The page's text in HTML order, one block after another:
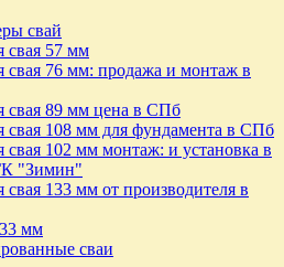
свай
свая 57 мм
свая 76 мм: продажа и монтаж в
свая 89 мм цена в СПб
свая 108 мм для фундамента в СПб
свая 102 мм монтаж: и установка в
"Зимин"
свая 133 мм от производителя в
мм
сваи